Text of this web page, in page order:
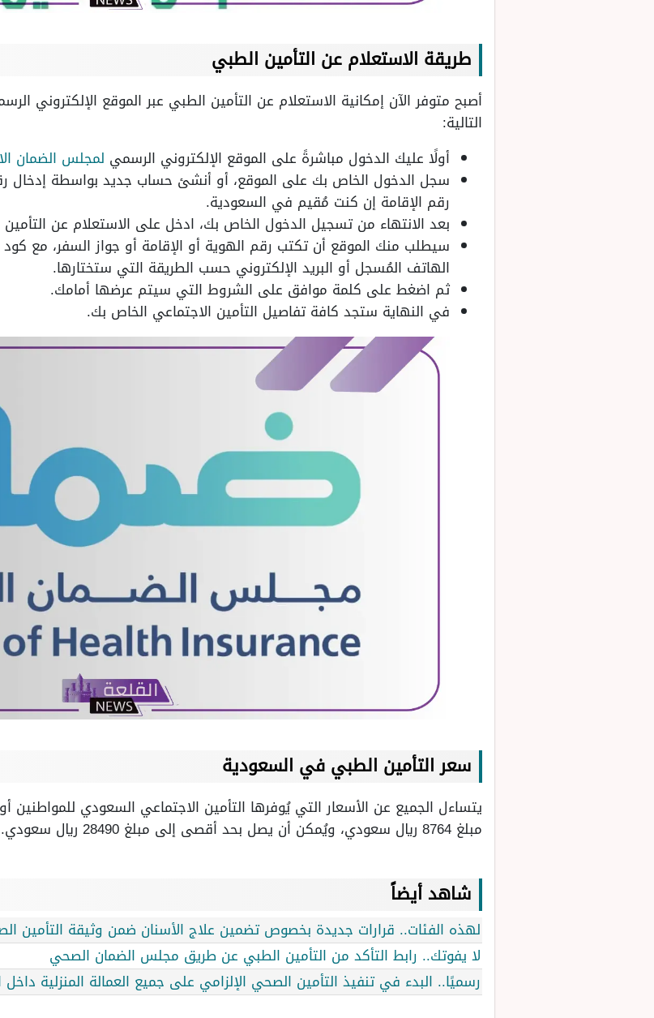
طريقة الاستعلام عن التأمين الطبي
أصبح متوفر الآن إمكانية الاستعلام عن التأمين الطبي عبر الموقع الإلكتروني
التالية:
أولًا عليك الدخول مباشرةً على الموقع الإلكتروني الرسمي لمجلس الضمان
سجل الدخول الخاص بك على الموقع، أو أنشئ حساب جديد بواسطة إدخال
رقم الإقامة إن كنت مُقيم في السعودية.
بعد الانتهاء من تسجيل الدخول الخاص بك، ادخل على الاستعلام عن التأمين
سيطلب منك الموقع أن تكتب رقم الهوية أو الإقامة أو جواز السفر، مع
الهاتف المُسجل أو البريد الإلكتروني حسب الطريقة التي ستختارها.
ثم اضغط على كلمة موافق على الشروط التي سيتم عرضها أمامك.
في النهاية ستجد كافة تفاصيل التأمين الاجتماعي الخاص بك.
سعر التأمين الطبي في السعودية
يتساءل الجميع عن الأسعار التي يُوفرها التأمين الاجتماعي السعودي للمواطنين
مبلغ 8764 ريال سعودي، ويُمكن أن يصل بحد أقصى إلى مبلغ 28490 ريال سعودي.
شاهد أيضاً
لهذه الفئات.. قرارات جديدة بخصوص تضمين علاج الأسنان ضمن وثيقة التأمين
لا يفوتك.. رابط التأكد من التأمين الطبي عن طريق مجلس الضمان الصحي
رسميًا.. البدء في تنفيذ التأمين الصحي الإلزامي على جميع العمالة المنزلية